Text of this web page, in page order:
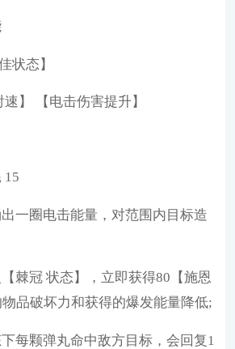
状态】
速】 【电击伤害提升】
15
一圈电击能量，对范围内目标造
棘冠 状态】，立即获得80【施恩
品破坏力和获得的爆发能量降低;
下每颗弹丸命中敌方目标，会回复1